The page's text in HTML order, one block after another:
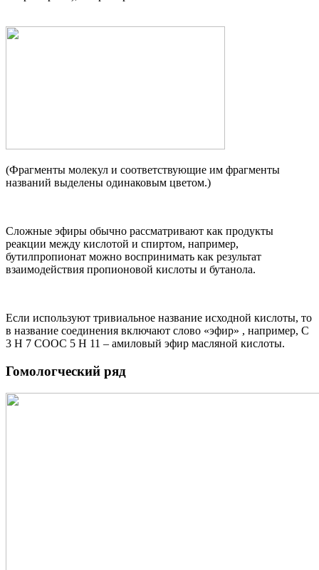
(Фрагменты молекул и соответствующие им фрагменты
названий выделены одинаковым цветом.)
Сложные эфиры обычно рассматривают как продукты
реакции между кислотой и спиртом, например,
бутилпропионат можно воспринимать как результат
взаимодействия пропионовой кислоты и бутанола.
Если используют тривиальное название исходной кислоты, то
в название соединения включают слово «эфир» , например, С
3 Н 7 СООС 5 Н 11 – амиловый эфир масляной кислоты.
Гомологческий ряд